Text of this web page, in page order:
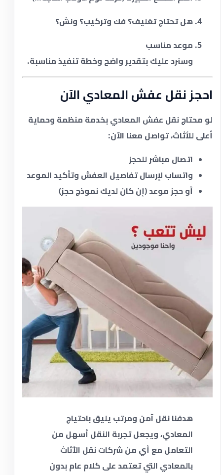
هل تحتاج تغليف؟ فك وتركيب؟ ونش؟
موعد مناسب
وسنرد عليك بتقدير واضح وخطة تنفيذ مناسبة.
احجز نقل عفش المعادي الآن
لو محتاج نقل عفش المعادي بخدمة منظمة وحماية
أعلى للأثاث، تواصل معنا الآن:
اتصال مباشر للحجز
واتساب لإرسال تفاصيل العفش وتأكيد الموعد
أو حجز موعد (إن كان لديك نموذج حجز)
هدفنا نقل آمن ومرتب يليق باحتياج
المعادي، ويجعل تجربة النقل أسهل من
التعامل مع أي من شركات نقل الأثاث
بالمعادي التي تعتمد على كلام عام بدون